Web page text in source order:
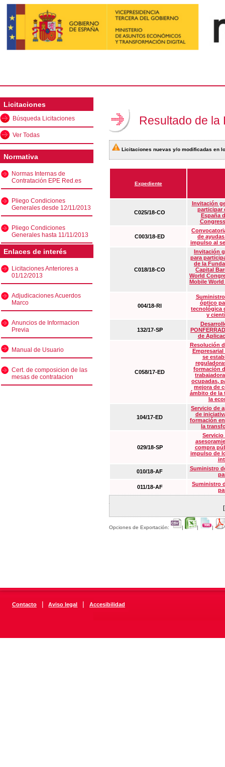
Licitaciones
Búsqueda Licitaciones
Ver Todas
Normativa
Normas Internas de
Contratación EPE Red.es
Pliego Condiciones
Generales desde 12/11/2013
Pliego Condiciones
Generales hasta 11/11/2013
Enlaces de interés
Licitaciones Anteriores a
01/12/2013
Adjudicaciones Acuerdos
Marco
Anuncios de Informacion
Previa
Manual de Usuario
Cert. de composicion de las
mesas de contratacion
Resultado de la
Licitaciones nuevas y/o modificadas en
Expediente
C025/18-CO
Invitación
participar
España
C003/18-ED
de
impulso al
C018/18-CO
Invitación
para
de la
Capital
World
Mobile
004/18-RI
óptico
tecnológica
y
132/17-SP
de
C058/17-ED
Resolución
Empresarial
se
formación
ocupadas,
mejora de
ámbito de la
la
104/17-ED
Servicio de
de
formación
la
029/18-SP
Servicio
compra
impulso de
010/18-AF
Suministro
011/18-AF
Suministro
Opciones de Exportación: | | |
Contacto | Aviso legal | Accesibilidad